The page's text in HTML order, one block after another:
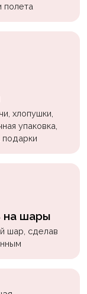
полета
хлопушки,
упаковка,
подарки
на шары
шар, сделав